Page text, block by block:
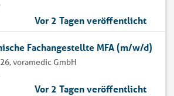
Vor 2 Tagen veröffentlicht
Fachangestellte MFA (m/w/d)
voramedic GmbH
Vor 2 Tagen veröffentlicht